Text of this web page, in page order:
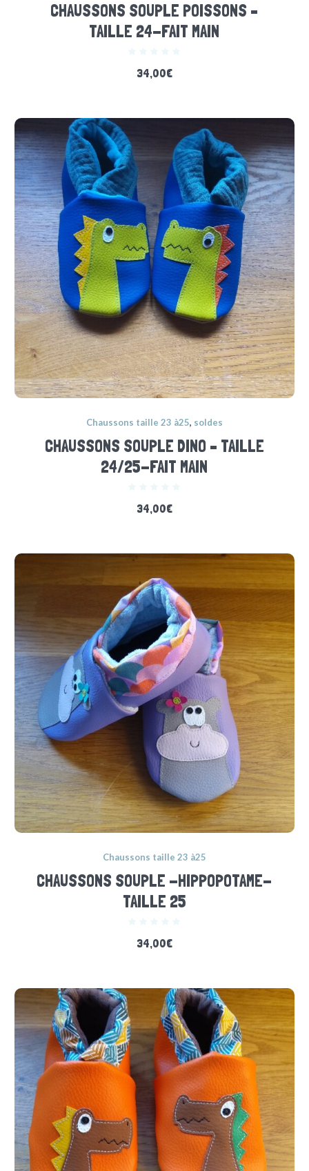
CHAUSSONS SOUPLE POISSONS –
TAILLE 24-FAIT MAIN
34,00€
Chaussons taille 23 à25, soldes
CHAUSSONS SOUPLE DINO – TAILLE
24/25-FAIT MAIN
34,00€
Chaussons taille 23 à25
CHAUSSONS SOUPLE -HIPPOPOTAME-
TAILLE 25
34,00€